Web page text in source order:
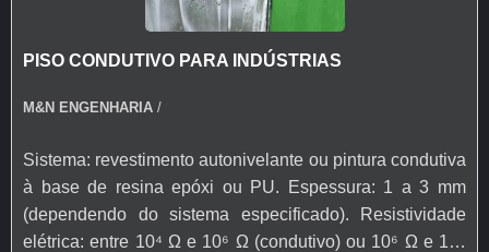
PISO CONDUTIVO PARA INDÚSTRIAS
M&N ENGENHARIA /
Sistema: revestimento autonivelante ou pintura condutiva
à base de resina epóxi ou PU. Espessura: 1 a 3 mm
(dependendo do sistema especificado). Resistividade
elétrica: entre 10⁴ Ω e 10⁶ Ω (condutivo) ou 10⁶ Ω e 10⁹